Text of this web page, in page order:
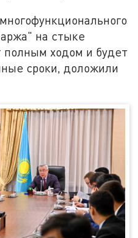
на стыке
полным ходом и будет
сроки, доложили